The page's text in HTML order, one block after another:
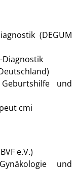
(DEGUM
und
cmi
e.V.)
und